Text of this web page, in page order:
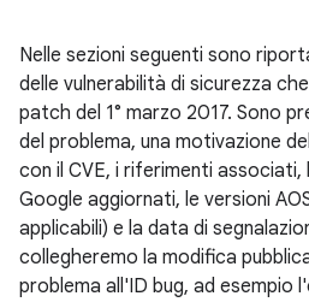
Nelle sezioni seguenti sono
delle vulnerabilità di sicurezza
patch del 1° marzo 2017. Sono
del problema, una motivazione
con il CVE, i riferimenti
Google aggiornati, le versioni
applicabili) e la data di
collegheremo la modifica
problema all'ID bug, ad esempio